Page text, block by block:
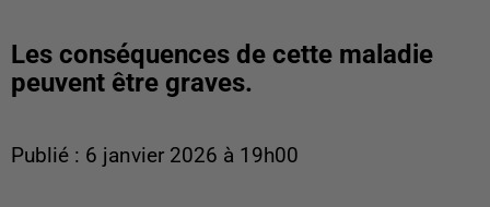
Les conséquences de cette maladie
peuvent être graves.
Publié : 6 janvier 2026 à 19h00